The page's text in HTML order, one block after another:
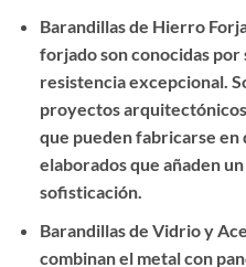
Barandillas de Hierro
forjado son conocidas por
resistencia excepcional.
proyectos
que pueden fabricarse en
elaborados que añaden
sofisticación.
Barandillas de Vidrio y
combinan el metal con